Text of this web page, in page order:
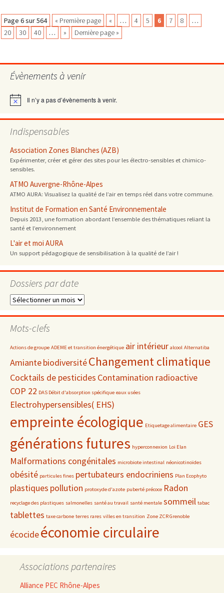
Navigation
des
articles
Page 6 sur 564 « Première page « … 4 5 6 7 8
…
20
30 40 … » Dernière page »
Évènements à venir
Notice Il n’y a pas d’évènements à venir.
Indispensables
Association Zones Blanches (AZB)
Expérimenter, créer et gérer des sites pour les électro-sensibles et chimico-
sensibles.
ATMO Auvergne-Rhône-Alpes
ATMO AURA: Visualisez la qualité de l’air en temps réel dans votre commune.
Institut de Formation en Santé Environnementale
Depuis 2013, une formation abordant l’ensemble des thématiques reliant la
santé et l’environnement
L'air et moi AURA
Un support pédagogique de sensibilisation à la qualité de l’air !
Dossiers par date
Dossiers
date
Mots-clefs
Actions de groupe ADEME et transition énergétique air intérieur alcool Alternatiba
AmiantebiodiversitéChangement climatique
Cocktails de pesticides Contamination radioactive
COP 22 DAS Débit d'absorption spécifique eaux usées
Electrohypersensibles( EHS)
empreinte écologique Etiquetage alimentaire GES
générations futures hyperconnexion Loi Elan
Malformations congénitales microbiote intestinal néonicotinoïdes
obésité particules fines pertubateurs endocriniens Plan Ecophyto
plastiques pollution protoxyde d'azote puberté précoce Radon
recyclage des plastiques salmonelles santé au travail santé mentale sommeil tabac
tablettes taxe carbone terres rares villes en transition Zone ZCR Grenoble
écocideéconomie circulaire
Associations partenaires
Alliance PEC Rhône-Alpes